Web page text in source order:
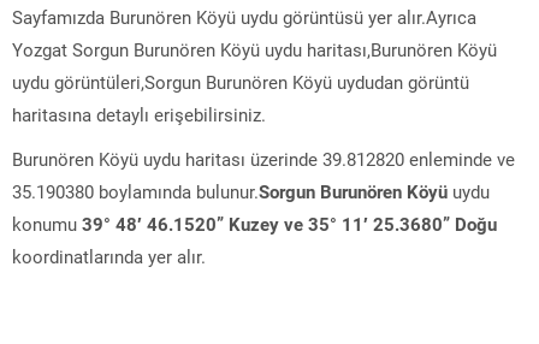
Sayfamızda Burunören Köyü uydu görüntüsü yer alır.Ayrıca
Yozgat Sorgun Burunören Köyü uydu haritası,Burunören Köyü
uydu görüntüleri,Sorgun Burunören Köyü uydudan görüntü
haritasına detaylı erişebilirsiniz.
Burunören Köyü uydu haritası üzerinde 39.812820 enleminde ve
35.190380 boylamında bulunur.Sorgun Burunören Köyü uydu
konumu 39° 48′ 46.1520” Kuzey ve 35° 11′ 25.3680” Doğu
koordinatlarında yer alır.